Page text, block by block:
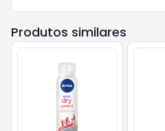
Produtos similares